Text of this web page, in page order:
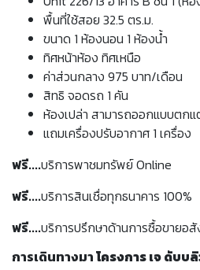
พื้นที่ใช้สอย 32.5 ตร.ม.
ขนาด 1 ห้องนอน 1 ห้องน้ำ
ทิศหน้าห้อง ทิศเหนือ
ค่าส่วนกลาง 975 บาท/เดือน
สิทธิ จอดรถ 1 คัน
ห้องเปล่า สามารถออกแบบตกแ
แถมเครื่องปรับอากาศ 1 เครื่อง
ฟรี....บริการพาชมทรัพย์ Online
ฟรี....บริการสินเชื่อทุกธนาคาร 100%
ฟรี....บริการปรึกษาด้านการซื้อขายอ
การเดินทางมาโครงการ เจ ดับบ